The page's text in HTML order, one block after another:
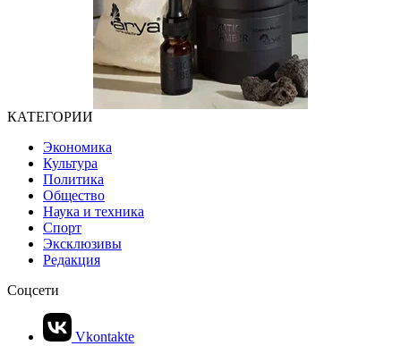
КАТЕГОРИИ
Экономика
Культура
Политика
Общество
Наука и техника
Спорт
Эксклюзивы
Редакция
Соцсети
Vkontakte